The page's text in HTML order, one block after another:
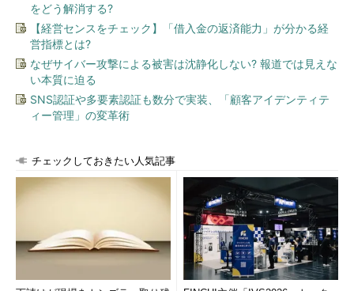
をどう解消する?
【経営センスをチェック】「借入金の返済能力」が分かる経
営指標とは?
なぜサイバー攻撃による被害は沈静化しない? 報道では見えな
い本質に迫る
SNS認証や多要素認証も数分で実装、「顧客アイデンティテ
ィー管理」の変革術
チェックしておきたい人気記事